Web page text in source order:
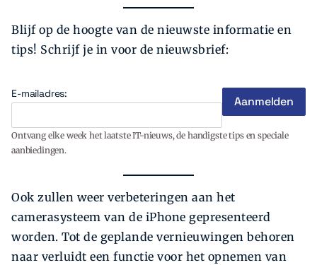
Blijf op de hoogte van de nieuwste informatie en
tips! Schrijf je in voor de nieuwsbrief:
E-mailadres:
Ontvang elke week het laatste IT-nieuws, de handigste tips en speciale
aanbiedingen.
Ook zullen weer verbeteringen aan het
camerasysteem van de iPhone gepresenteerd
worden. Tot de geplande vernieuwingen behoren
naar verluidt een functie voor het opnemen van